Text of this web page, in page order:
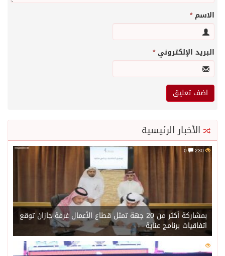
الاسم*
البريد الإلكتروني*
الأخبار الرئيسية
230
بمشاركة أكثر من 20 جهة تمثل قطاع الأعمال غرفة جازان توقع
اتفاقيات برنامج عناية
209